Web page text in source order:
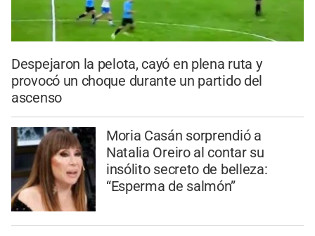
Despejaron la pelota, cayó en plena ruta y
provocó un choque durante un partido del
ascenso
Moria Casán sorprendió a
Natalia Oreiro al contar su
insólito secreto de belleza:
“Esperma de salmón”